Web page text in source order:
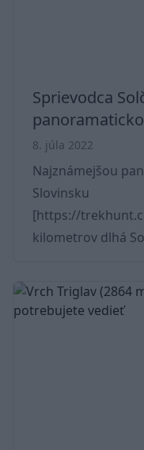
Sprievodca
usadlosti, trasa
8. júla 2022
Najznámejšou
Slovinsku
[https://
kilometrov dlhá
turistických a
zavedie na polia a